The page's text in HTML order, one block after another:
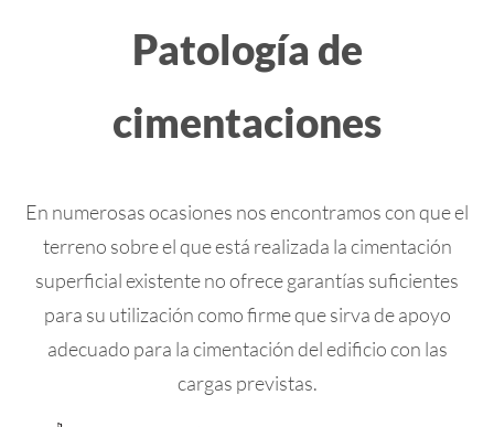
Patología de
cimentaciones
En numerosas ocasiones nos encontramos con que el
terreno sobre el que está realizada la cimentación
superficial existente no ofrece garantías suficientes
para su utilización como firme que sirva de apoyo
adecuado para la cimentación del edificio con las
cargas previstas.